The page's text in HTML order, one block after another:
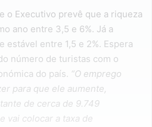
o Executivo prevê que a riqueza
ano entre 3,5 e 6%. Já a
estável entre 1,5 e 2%. Espera
número de turistas com o
do país. “O emprego
para que ele aumente,
de cerca de 9.749
vai colocar a taxa de